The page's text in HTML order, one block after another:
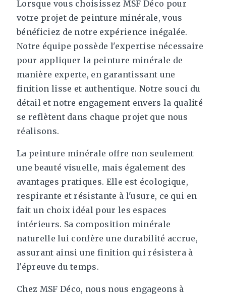
Lorsque vous choisissez MSF Déco pour
votre projet de peinture minérale, vous
bénéficiez de notre expérience inégalée.
Notre équipe possède l'expertise nécessaire
pour appliquer la peinture minérale de
manière experte, en garantissant une
finition lisse et authentique. Notre souci du
détail et notre engagement envers la qualité
se reflètent dans chaque projet que nous
réalisons.
La peinture minérale offre non seulement
une beauté visuelle, mais également des
avantages pratiques. Elle est écologique,
respirante et résistante à l'usure, ce qui en
fait un choix idéal pour les espaces
intérieurs. Sa composition minérale
naturelle lui confère une durabilité accrue,
assurant ainsi une finition qui résistera à
l'épreuve du temps.
Chez MSF Déco, nous nous engageons à